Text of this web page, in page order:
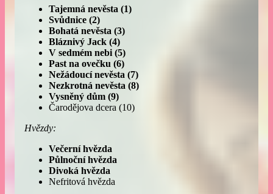
Tajemná nevěsta (1)
Svůdnice (2)
Bohatá nevěsta (3)
Bláznivý Jack (4)
V sedmém nebi (5)
Past na ovečku (6)
Nežádoucí nevěsta (7)
Nezkrotná nevěsta (8)
Vysněný dům (9)
Čarodějova dcera (10)
Hvězdy:
Večerní hvězda
Půlnoční hvězda
Divoká hvězda
Nefritová hvězda